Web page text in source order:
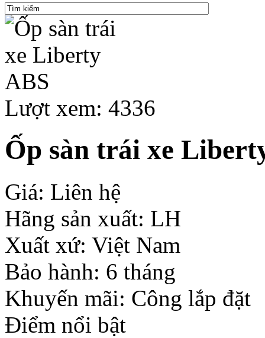
Lượt xem: 4336
Ốp sàn trái xe
Giá: Liên hệ
Hãng sản xuất: LH
Xuất xứ: Việt Nam
Bảo hành: 6 tháng
Khuyến mãi: Công lắp đặt
Điểm nổi bật